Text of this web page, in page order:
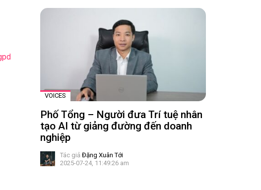
VOICES
Phố Tổng – Người đưa Trí tuệ nhân
tạo AI từ giảng đường đến doanh
nghiệp
Tác giả Đặng Xuân Tới
2025-07-24, 11:49:26 am